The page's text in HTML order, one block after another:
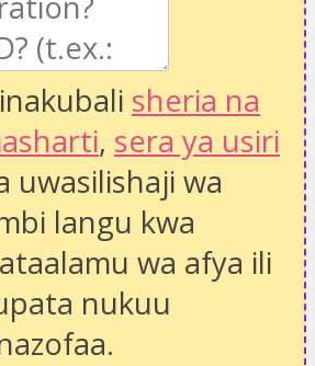
sheria na
, sera ya usiri
uwasilishaji wa
langu kwa
wa afya ili
nukuu